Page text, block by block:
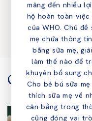
price
Chăm con
mâng đến nhiều
hộ hoàn toàn
của WHO. Chủ
mẹ chứa thông
bằng sữa mẹ,
làm thế nào để
khuyên bổ sung
Cho bé bú sữa
thích sữa mẹ về
cân bằng trong
cũng đóng vai